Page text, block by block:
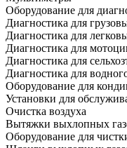
Оборудование для
Диагностика для
Диагностика для
Диагностика для
Диагностика для
Диагностика для
Оборудование для
Установки для
Очистка воздуха
Вытяжки выхлопных
Оборудование для